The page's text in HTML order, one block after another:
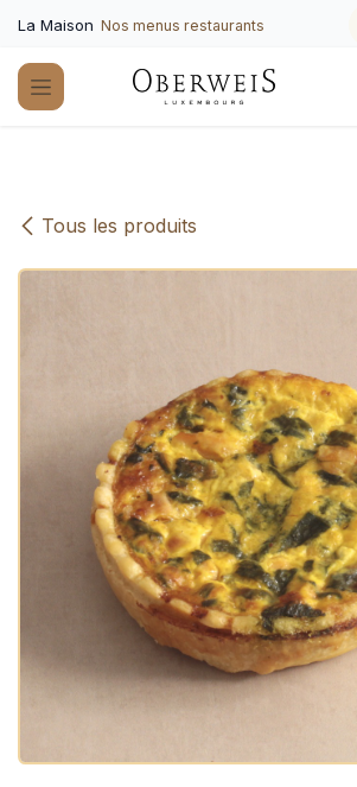
La Maison Nos menus restaurants
Tous les produits